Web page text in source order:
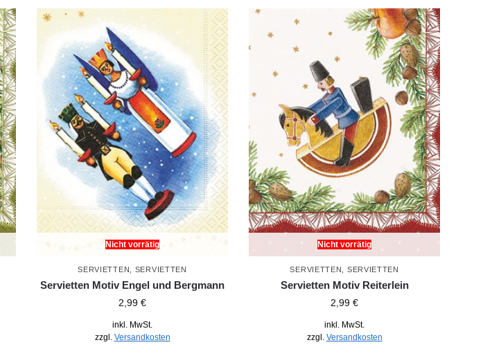
Nicht vorrätig
SERVIETTEN, SERVIETTEN
Servietten Motiv Engel und Bergmann
2,99 €
inkl. MwSt.
zzgl. Versandkosten
Nicht vorrätig
SERVIETTEN, SERVIETTEN
Servietten Motiv Reiterlein
2,99€
inkl. MwSt.
zzgl. Versandkosten